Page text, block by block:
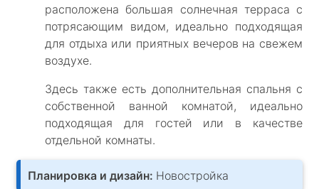
расположена большая солнечная терраса с
потрясающим видом, идеально подходящая
для отдыха или приятных вечеров на свежем
воздухе.
Здесь также есть дополнительная спальня с
собственной ванной комнатой, идеально
подходящая для гостей или в качестве
отдельной комнаты.
Планировка и дизайн: Новостройка